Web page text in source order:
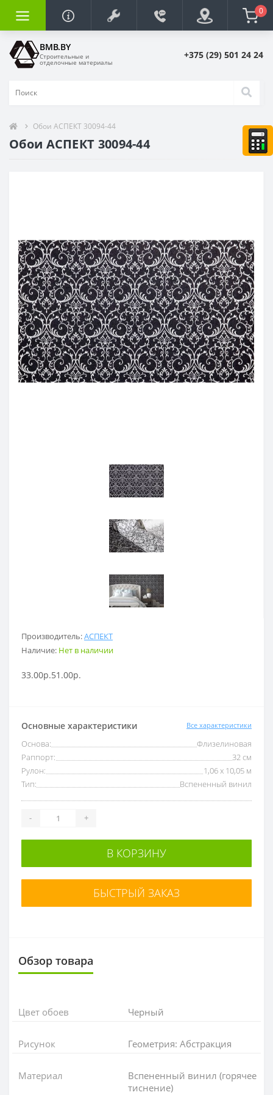
0
BMB.BY
Строительные и
отделочные материалы
+375 (29) 501 24 24
Обои АСПЕКТ 30094-44
Обои АСПЕКТ 30094-44
Производитель:АСПЕКТ
Наличие: Нет в наличии
33.00р.51.00р.
Основные характеристики Все характеристики
Основа:
Флизелиновая
Раппорт:
32 см
Рулон:
1,06 x 10,05 м
Тип:
Вспененный винил
- +
В КОРЗИНУ
БЫСТРЫЙ ЗАКАЗ
Обзор товара
Цвет обоев Черный
Рисунок Геометрия: Абстракция
Материал
Вспененный винил (горячее
тиснение)